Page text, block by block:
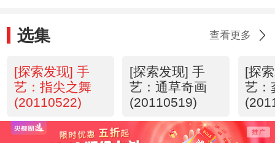
选集 查看更多
[探索发现] 手
艺：指尖之舞
(20110522)
[探索发现] 手
艺：通草奇画
(20110519)
[探
艺：